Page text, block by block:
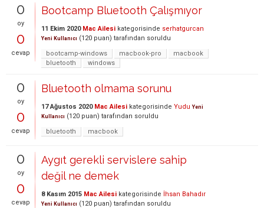
0
oy
0
cevap
Bootcamp Bluetooth Çalışmıyor
11 Ekim 2020 Mac Ailesi kategorisinde serhatgurcan
Yeni Kullanıcı (120 puan) tarafından soruldu
bootcamp-windows
macbook-pro
macbook
bluetooth
windows
0
oy
0
cevap
Bluetooth olmama sorunu
17 Ağustos 2020 Mac Ailesi kategorisinde Yudu Yeni
Kullanıcı (120 puan) tarafından soruldu
bluetooth
macbook
0
oy
0
cevap
Aygıt gerekli servislere sahip
değil ne demek
8 Kasım 2015 Mac Ailesi kategorisinde İhsan Bahadır
Yeni Kullanıcı (120 puan) tarafından soruldu